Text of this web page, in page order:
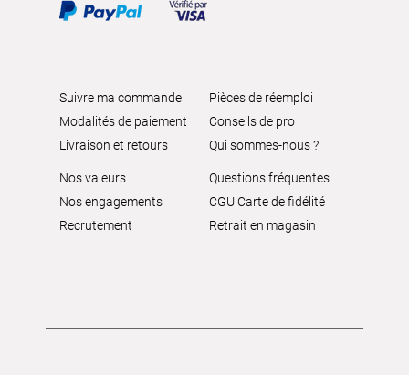
Suivre ma commande
Modalités de paiement
Livraison et retours
Pièces de réemploi
Conseils de pro
Qui sommes-nous ?
Nos valeurs
Nos engagements
Recrutement
Questions fréquentes
CGU Carte de fidélité
Retrait en magasin